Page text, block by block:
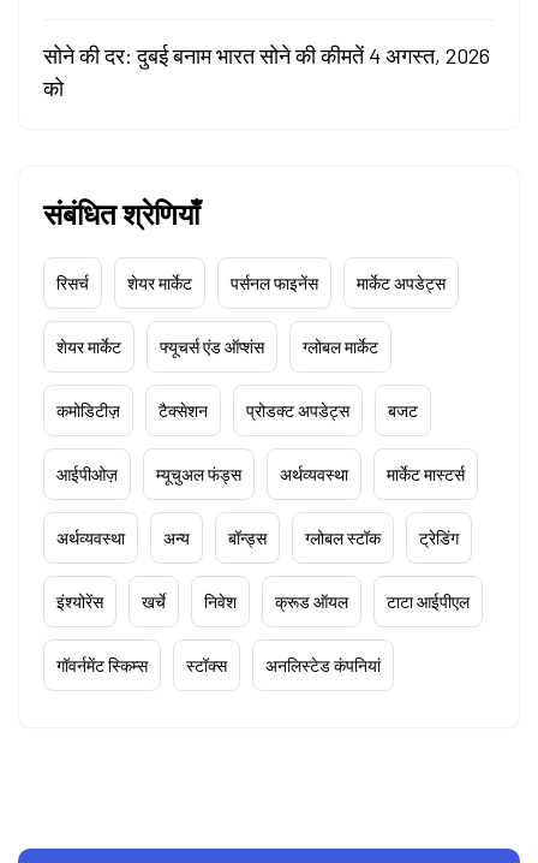
सोने की दर: दुबई बनाम भारत सोने की कीमतें 4 अगस्त, 2026
को
संबंधित श्रेणियाँ
रिसर्च शेयर मार्केट पर्सनल फाइनेंस मार्केट अपडेट्स
शेयर मार्केट फ्यूचर्स एंड ऑप्शंस ग्लोबल मार्केट
कमोडिटीज़ टैक्सेशन प्रोडक्ट अपडेट्स बजट
आईपीओज़ म्यूचुअल फंड्स अर्थव्यवस्था मार्केट मास्टर्स
अर्थव्यवस्था अन्य बॉन्ड्स ग्लोबल स्टॉक ट्रेडिंग
इंश्योरेंस खर्चे निवेश क्रूड ऑयल टाटा आईपीएल
गॉवर्नमेंट स्किम्स स्टॉक्स अनलिस्टेड कंपनियां